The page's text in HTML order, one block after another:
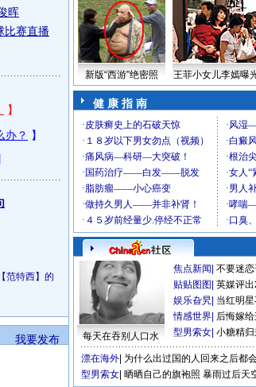
晖
比赛直播
范特西】的
我要发布
新版“西游”绝密照 王菲小女儿李嫣曝
健 康 指 南
每天在吞别人口水
焦点新闻 不要迷
贴贴图图 英媒评
娱乐旮旯 当红明
情感世界 后悔嫁
型男索女 小糖精
漂在海外 为什么出过国的人回来之后都
型男索女 晒晒自己的旗袍照 暴雨过后天